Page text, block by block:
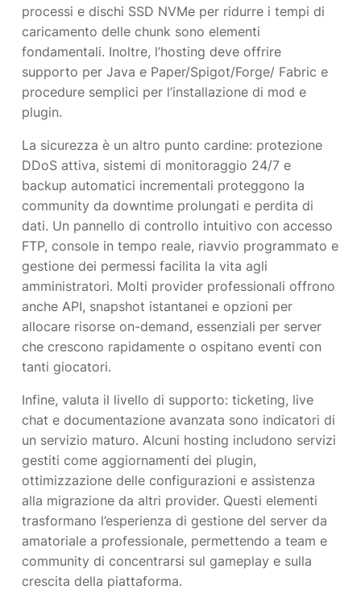
processi e dischi SSD NVMe per ridurre i tempi di
caricamento delle chunk sono elementi
fondamentali. Inoltre, l’hosting deve offrire
supporto per Java e Paper/Spigot/Forge/ Fabric e
procedure semplici per l’installazione di mod e
plugin.
La sicurezza è un altro punto cardine: protezione
DDoS attiva, sistemi di monitoraggio 24/7 e
backup automatici incrementali proteggono la
community da downtime prolungati e perdita di
dati. Un pannello di controllo intuitivo con accesso
FTP, console in tempo reale, riavvio programmato e
gestione dei permessi facilita la vita agli
amministratori. Molti provider professionali offrono
anche API, snapshot istantanei e opzioni per
allocare risorse on-demand, essenziali per server
che crescono rapidamente o ospitano eventi con
tanti giocatori.
Infine, valuta il livello di supporto: ticketing, live
chat e documentazione avanzata sono indicatori di
un servizio maturo. Alcuni hosting includono servizi
gestiti come aggiornamenti dei plugin,
ottimizzazione delle configurazioni e assistenza
alla migrazione da altri provider. Questi elementi
trasformano l’esperienza di gestione del server da
amatoriale a professionale, permettendo a team e
community di concentrarsi sul gameplay e sulla
crescita della piattaforma.